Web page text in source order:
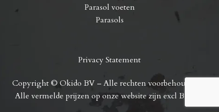
Parasol voeten
Parasols
Privacy Statement
Copyright © Okido BV – Alle rechten voorbehouden. –
Alle vermelde prijzen op onze website zijn excl B.T.W.